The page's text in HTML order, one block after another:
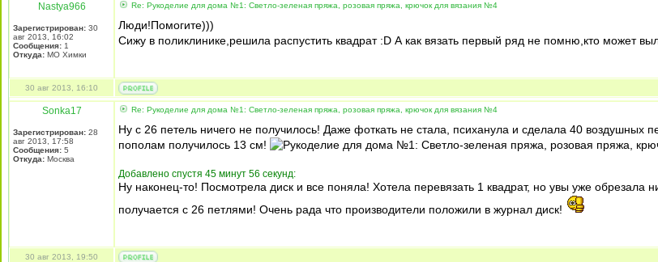
Nastya966
Зарегистрирован: 30
авг 2013, 16:02
Сообщения: 1
Откуда: МО Химки
Re: Рукоделие для дома №1: Светло-зеленая пряжа, розовая пряжа, крючок для вязания №4
Люди!Помогите)))
Сижу в поликлинике,решила распустить квадрат :D А как вязать первый ряд не помню,кто может
30 авг 2013, 16:10
Sonka17
Зарегистрирован: 28
авг 2013, 17:58
Сообщения: 5
Откуда: Москва
Re: Рукоделие для дома №1: Светло-зеленая пряжа, розовая пряжа, крючок для вязания №4
Ну с 26 петель ничего не получилось! Даже фоткать не стала, психанула и сделала 40 воздушных
пополам получилось 13 см!
Добавлено спустя 45 минут 56 секунд:
Ну наконец-то! Посмотрела диск и все поняла! Хотела перевязать 1 квадрат, но увы уже обрезала
получается с 26 петлями! Очень рада что производители положили в журнал диск!
30 авг 2013, 19:50